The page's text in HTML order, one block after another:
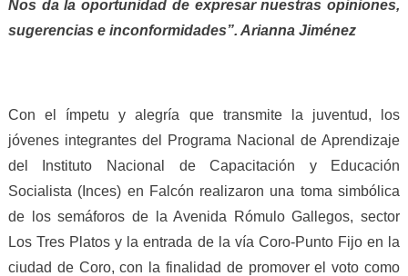
Nos da la oportunidad de expresar nuestras opiniones,
sugerencias e inconformidades”. Arianna Jiménez
Con el ímpetu y alegría que transmite la juventud, los
jóvenes integrantes del Programa Nacional de Aprendizaje
del Instituto Nacional de Capacitación y Educación
Socialista (Inces) en Falcón realizaron una toma simbólica
de los semáforos de la Avenida Rómulo Gallegos, sector
Los Tres Platos y la entrada de la vía Coro-Punto Fijo en la
ciudad de Coro, con la finalidad de promover el voto como